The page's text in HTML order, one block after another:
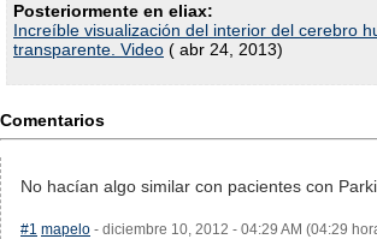
Posteriormente en eliax:
Increíble visualización del interior del cerebro
transparente. Video ( abr 24, 2013)
Comentarios
No hacían algo similar con pacientes con
#1 mapelo - diciembre 10, 2012 - 04:29 AM (04:29